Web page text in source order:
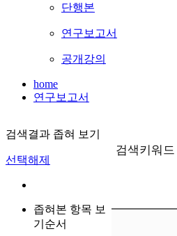
단행본
연구보고서
공개강의
home
연구보고서
검색결과 좁혀 보기
선택해제
좁혀본 항목 보
기순서
검색키워드